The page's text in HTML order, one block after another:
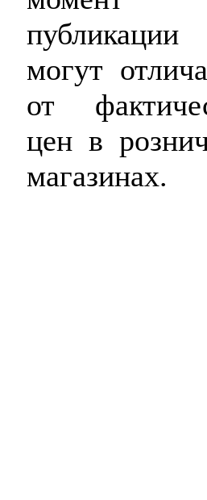
могут
от
цен в
магазинах.